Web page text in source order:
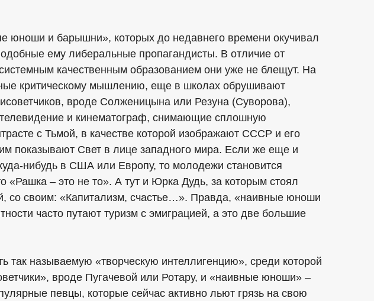
юноши и барышни», которых до недавнего времени окучивал
ему либеральные пропагандисты. В отличие от
качественным образованием они уже не блещут. На
критическому мышлению, еще в школах обрушивают
вроде Солженицына или Резуна (Суворова),
телевидение и кинематограф, снимающие сплошную
с Тьмой, в качестве которой изображают СССР и его
показывают Свет в лице западного мира. Если же еще и
куда-нибудь в США или Европу, то молодежи становится
«Рашка – это не то». А тут и Юрка Дудь, за которым стоял
со своим: «Капитализм, счастье…». Правда, «наивные юноши
часто путают туризм с эмиграцией, а это две большие
так называемую «творческую интеллигенцию», среди которой
вроде Пугачевой или Ротару, и «наивные юноши» –
певцы, которые сейчас активно льют грязь на свою